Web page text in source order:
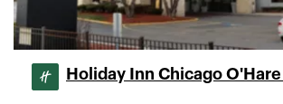
Holiday Inn Chicago